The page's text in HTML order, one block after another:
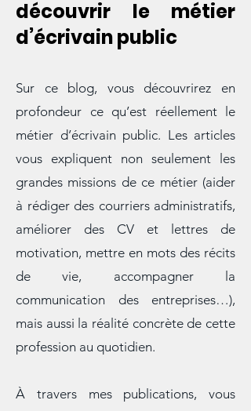
Un blog pour
découvrir le métier
Sur ce blog, vous découvrirez en
profondeur ce qu’est réellement le
métier d’écrivain public. Les articles
vous expliquent non seulement les
grandes missions de ce métier (aider
améliorer des CV et lettres de
motivation, mettre en mots des récits
de vie, accompagner la
mais aussi la réalité concrète de cette